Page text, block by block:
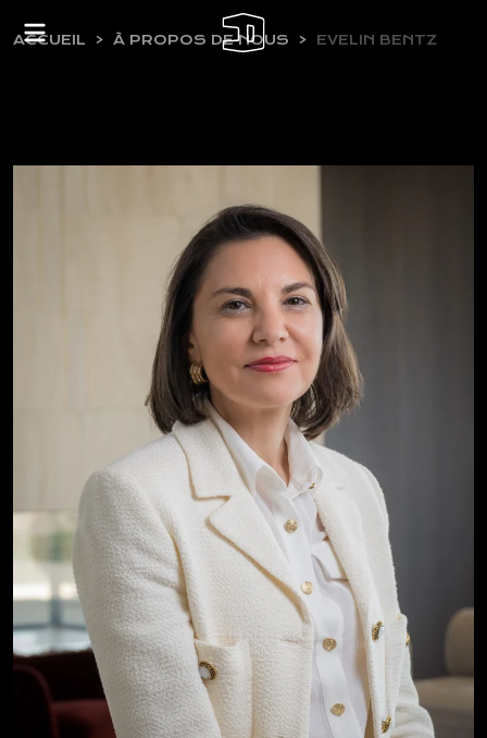
ACCUEIL À PROPOS DE NOUS EVELIN BENTZ